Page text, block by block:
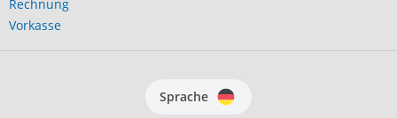
Rechnung
Vorkasse
Sprache